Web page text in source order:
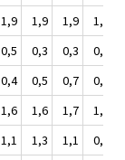
1,9 1,9 1,9 1,7
0,5 0,3 0,3 0,3
0,4 0,5 0,7 0,7
1,6 1,6 1,7 1,9
1,1 1,3 1,1 0,9